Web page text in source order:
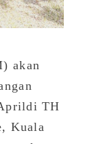
akan
TH
Kuala